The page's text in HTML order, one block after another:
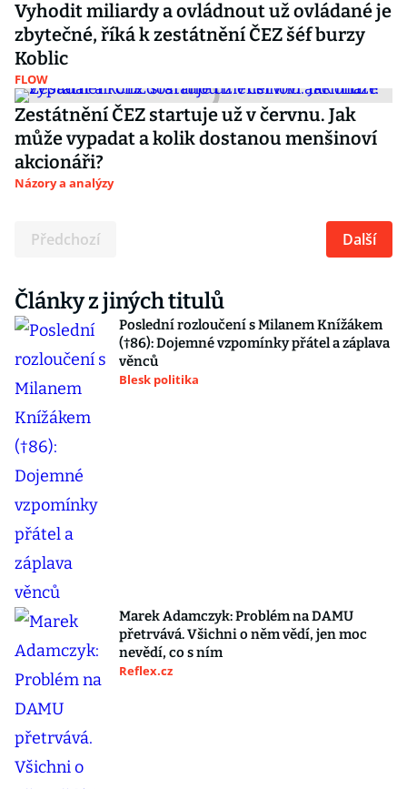
Vyhodit miliardy a ovládnout už ovládané je
zbytečné, říká k zestátnění ČEZ šéf burzy
Koblic
FLOW
Zestátnění ČEZ startuje už v červnu. Jak
může vypadat a kolik dostanou menšinoví
akcionáři?
Názory a analýzy
Předchozí Další
Články z jiných titulů
Poslední rozloučení s Milanem Knížákem
(†86): Dojemné vzpomínky přátel a záplava
věnců
Blesk politika
Marek Adamczyk: Problém na DAMU
přetrvává. Všichni o něm vědí, jen moc
nevědí, co s ním
Reflex.cz